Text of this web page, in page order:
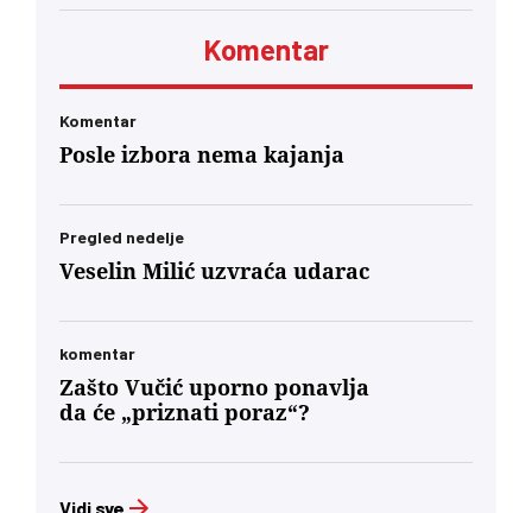
Komentar
Komentar
Posle izbora nema kajanja
Pregled nedelje
Veselin Milić uzvraća udarac
komentar
Zašto Vučić uporno ponavlja
da će „priznati poraz“?
Vidi sve